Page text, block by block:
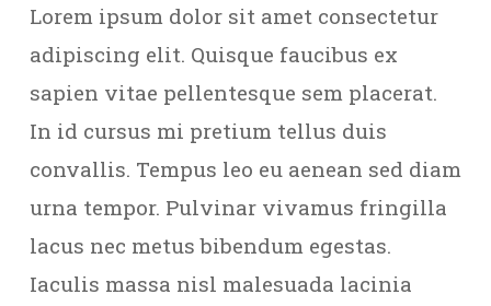
Lorem ipsum dolor sit amet consectetur
adipiscing elit. Quisque faucibus ex
sapien vitae pellentesque sem placerat.
In id cursus mi pretium tellus duis
convallis. Tempus leo eu aenean sed diam
urna tempor. Pulvinar vivamus fringilla
lacus nec metus bibendum egestas.
Iaculis massa nisl malesuada lacinia